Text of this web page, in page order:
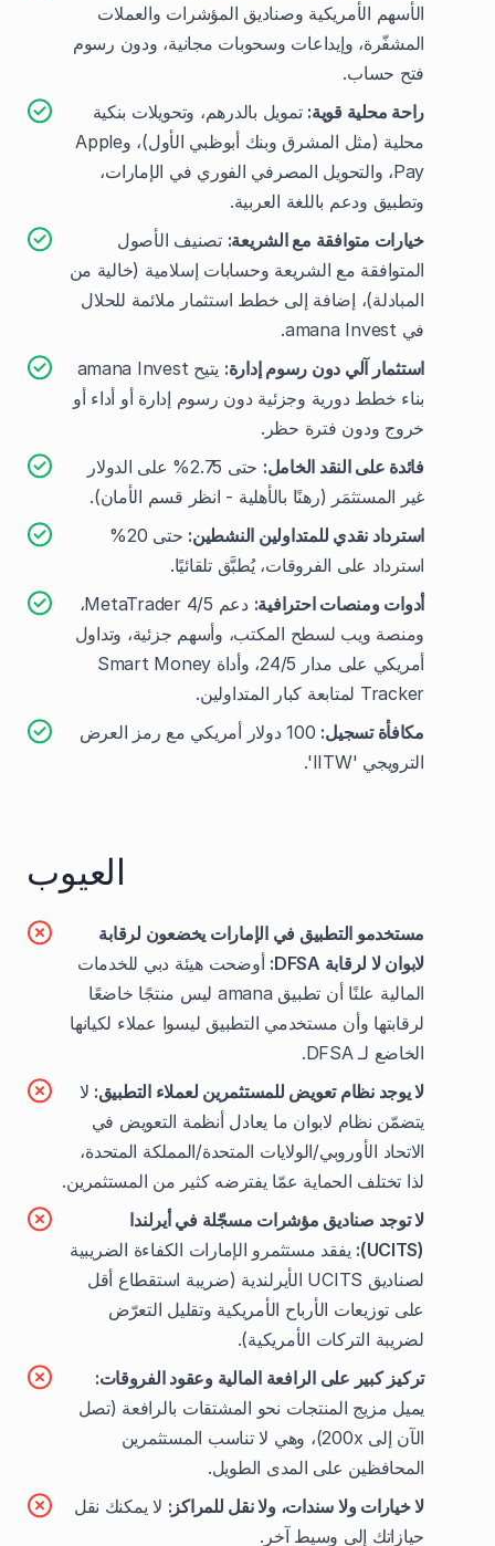
الأسهم الأمريكية وصناديق المؤشرات والعملات
المشفّرة، وإيداعات وسحوبات مجانية، ودون رسوم
فتح حساب.
راحة محلية قوية: تمويل بالدرهم، وتحويلات بنكية
محلية (مثل المشرق وبنك أبوظبي الأول)، وApple
Pay، والتحويل المصرفي الفوري في الإمارات،
وتطبيق ودعم باللغة العربية.
خيارات متوافقة مع الشريعة: تصنيف الأصول
المتوافقة مع الشريعة وحسابات إسلامية (خالية من
المبادلة)، إضافة إلى خطط استثمار ملائمة للحلال
في amana Invest.
استثمار آلي دون رسوم إدارة:
يتيح amana Invest
بناء خطط دورية وجزئية دون رسوم إدارة أو أداء أو
خروج ودون فترة حظر.
فائدة على النقد الخامل:
حتى 2.75% على الدولار
غير المستثمَر (رهنًا بالأهلية - انظر قسم الأمان).
استرداد نقدي للمتداولين النشطين:
حتى 20%
استرداد على الفروقات، يُطبَّق تلقائيًا.
أدوات ومنصات احترافية:
دعم MetaTrader 4/5،
ومنصة ويب لسطح المكتب، وأسهم جزئية، وتداول
أمريكي على مدار 24/5، وأداة Smart Money
Tracker لمتابعة كبار المتداولين.
مكافأة تسجيل:
100 دولار أمريكي مع رمز العرض
الترويجي 'IITW'.
العيوب
مستخدمو التطبيق في الإمارات يخضعون لرقابة
لابوان لا لرقابة DFSA:
أوضحت هيئة دبي للخدمات
المالية علنًا أن تطبيق amana ليس منتجًا خاضعًا
لرقابتها وأن مستخدمي التطبيق ليسوا عملاء لكيانها
الخاضع لـ DFSA.
لا يوجد نظام تعويض للمستثمرين لعملاء التطبيق: لا
يتضمّن نظام لابوان ما يعادل أنظمة التعويض في
الاتحاد الأوروبي/الولايات المتحدة/المملكة المتحدة،
لذا تختلف الحماية عمّا يفترضه كثير من المستثمرين.
لا توجد صناديق مؤشرات مسجّلة في أيرلندا
(UCITS):
يفقد مستثمرو الإمارات الكفاءة الضريبية
لصناديق UCITS الأيرلندية (ضريبة استقطاع أقل
على توزيعات الأرباح الأمريكية وتقليل التعرّض
لضريبة التركات الأمريكية).
تركيز كبير على الرافعة المالية وعقود الفروقات:
يميل مزيج المنتجات نحو المشتقات بالرافعة (تصل
الآن إلى 200x)، وهي لا تناسب المستثمرين
المحافظين على المدى الطويل.
لا خيارات ولا سندات، ولا نقل للمراكز: لا يمكنك نقل
حيازاتك إلى وسيط آخر.